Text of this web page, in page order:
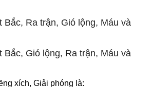
Bắc, Ra trận, Gió lộng, Máu và
Bắc, Gió lộng, Ra trận, Máu và
xích, Giải phóng là: